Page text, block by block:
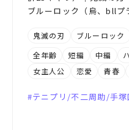
ブルーロック（烏、bllプ
鬼滅の刃 ブルーロック
全年齢
短編 中編
女主人公
恋愛 青春
テニプリ/不二周助/手